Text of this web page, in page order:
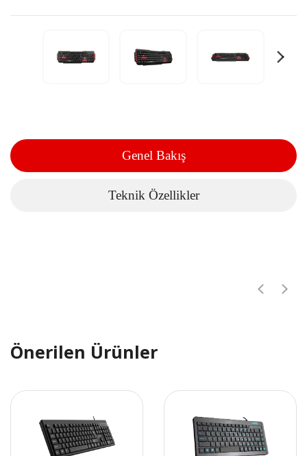
Genel Bakış
Teknik Özellikler
Önerilen Ürünler